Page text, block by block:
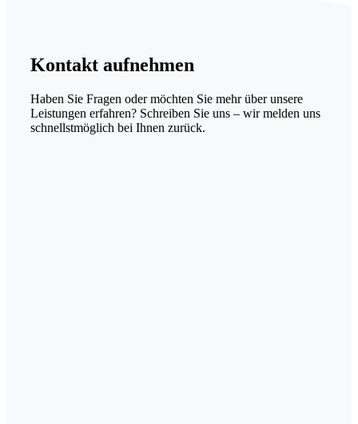
Kontakt aufnehmen
Haben Sie Fragen oder möchten Sie mehr über unsere
Leistungen erfahren? Schreiben Sie uns – wir melden uns
schnellstmöglich bei Ihnen zurück.